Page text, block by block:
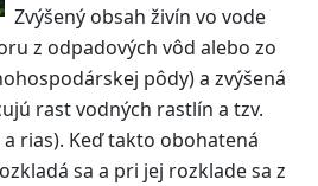
Zvýšený obsah živín vo vode
z odpadových vôd alebo zo
pôdy) a zvýšená
rast vodných rastlín a tzv.
rias). Keď takto obohatená
sa a pri jej rozklade sa z